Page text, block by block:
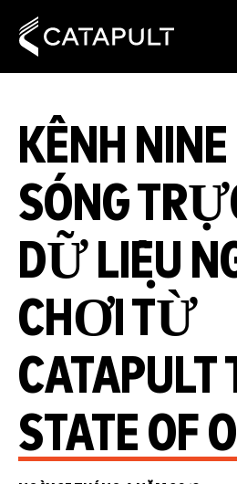
KÊNH
SÓNG
DỮ LIỆU
CHƠI TỪ
CATAPULT
STATE OF